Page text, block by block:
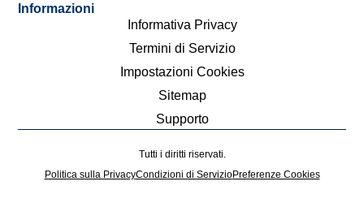
Informazioni
Informativa Privacy
Termini di Servizio
Impostazioni Cookies
Sitemap
Supporto
Tutti i diritti riservati.
Politica sulla PrivacyCondizioni di ServizioPreferenze Cookies